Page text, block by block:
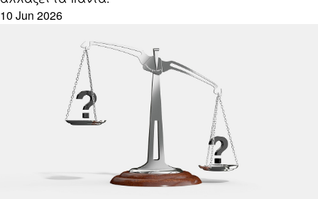
10 Jun 2026